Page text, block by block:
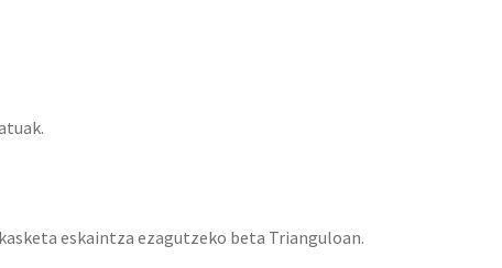
eskaintza ezagutzeko beta Trianguloan.